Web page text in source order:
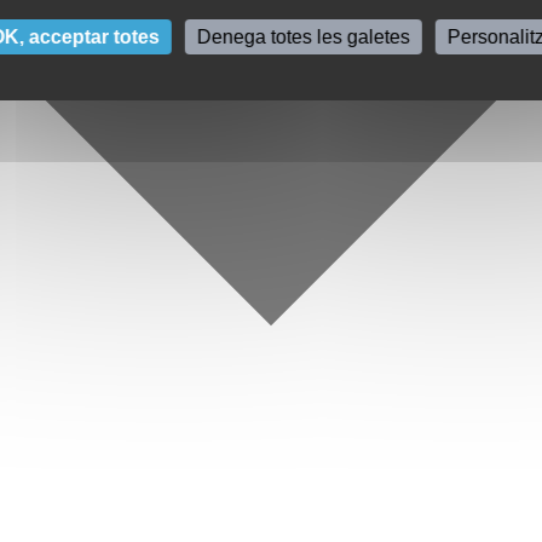
acceptar totes Denega totes les galetes